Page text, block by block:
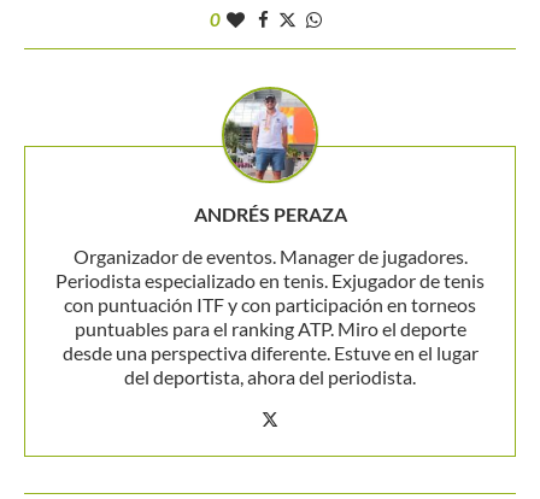
0
ANDRÉS PERAZA
Organizador de eventos. Manager de jugadores.
Periodista especializado en tenis. Exjugador de tenis
con puntuación ITF y con participación en torneos
puntuables para el ranking ATP. Miro el deporte
desde una perspectiva diferente. Estuve en el lugar
del deportista, ahora del periodista.